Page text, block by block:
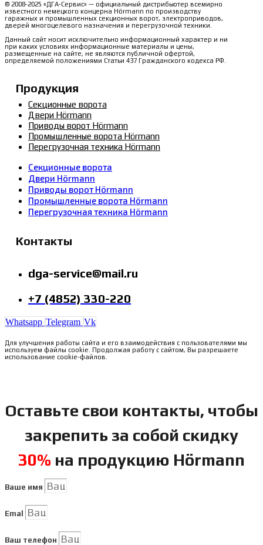
© 2008-2025 «ДГА-Сервис» — официальный дистрибьютер всемирно
известного немецкого концерна Hörmann по производству
гаражных и промышленных секционных ворот, электроприводов,
дверей многоцелевого назначения и перегрузочной техники.
Данный сайт носит исключительно информационный характер и ни
при каких условиях информационные материалы и цены,
размещенные на сайте, не являются публичной офертой,
определяемой положениями Статьи 437 Гражданского кодекса РФ.
Продукция
Секционные ворота
Двери Hörmann
Приводы ворот Hörmann
Промышленные ворота Hörmann
Перегрузочная техника Hörmann
Секционные ворота
Двери Hörmann
Приводы ворот Hörmann
Промышленные ворота Hörmann
Перегрузочная техника Hörmann
Контакты
dga-service@mail.ru
+7 (4852) 330-220
Whatsapp Telegram Vk
Для улучшения работы сайта и его взаимодействия с пользователями мы
используем файлы cookie. Продолжая работу с сайтом, Вы разрешаете
использование cookie-файлов.
Оставьте свои контакты, чтобы
закрепить за собой скидку
30% на продукцию Hörmann
Ваше имя
Emal
Ваш телефон